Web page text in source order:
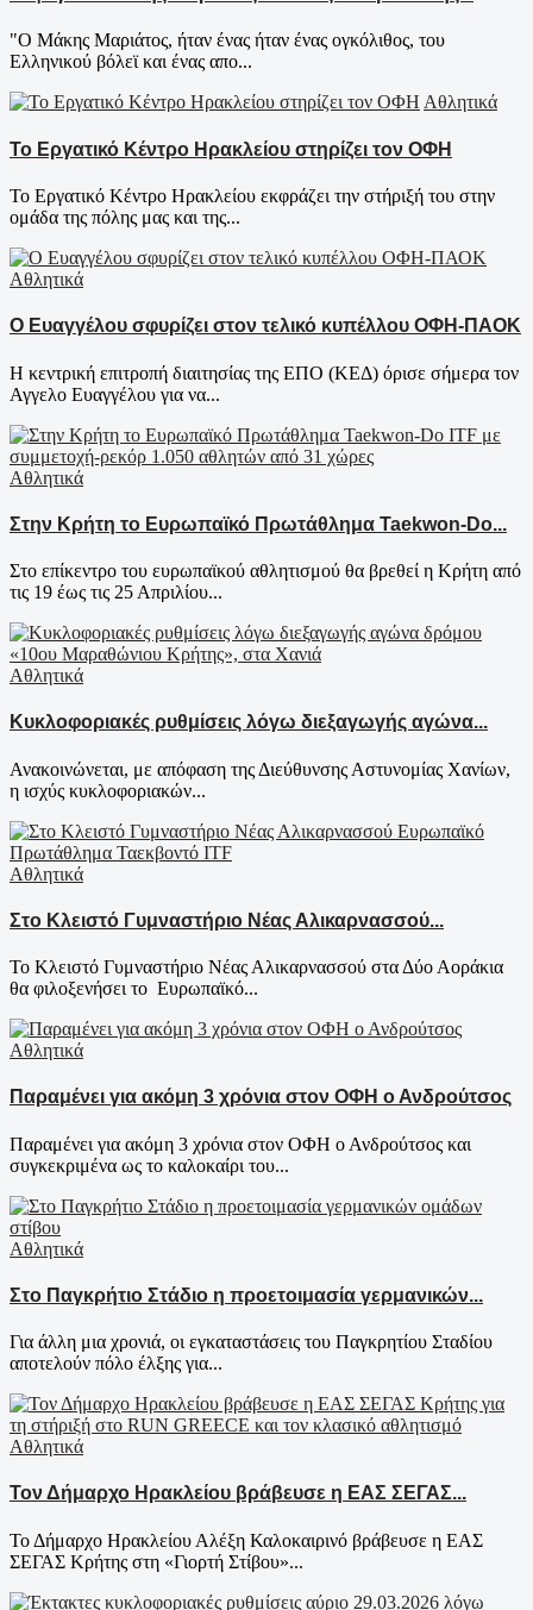
"O Mάκης Μαριάτος, ήταν ένας ήταν ένας ογκόλιθος, του
Ελληνικού βόλεϊ και ένας απο...
Αθλητικά
Το Εργατικό Κέντρο Ηρακλείου στηρίζει τον ΟΦΗ
Το Εργατικό Κέντρο Ηρακλείου εκφράζει την στήριξή του στην
ομάδα της πόλης μας και της...
Αθλητικά
Ο Ευαγγέλου σφυρίζει στον τελικό κυπέλλου ΟΦΗ-ΠΑΟΚ
Η κεντρική επιτροπή διαιτησίας της ΕΠΟ (ΚΕΔ) όρισε σήμερα τον
Αγγελο Ευαγγέλου για να...
Αθλητικά
Στην Κρήτη το Ευρωπαϊκό Πρωτάθλημα Taekwon-Do...
Στο επίκεντρο του ευρωπαϊκού αθλητισμού θα βρεθεί η Κρήτη από
τις 19 έως τις 25 Απριλίου...
Αθλητικά
Κυκλοφοριακές ρυθμίσεις λόγω διεξαγωγής αγώνα...
Ανακοινώνεται, με απόφαση της Διεύθυνσης Αστυνομίας Χανίων,
η ισχύς κυκλοφοριακών...
Αθλητικά
Στο Κλειστό Γυμναστήριο Νέας Αλικαρνασσού...
Το Κλειστό Γυμναστήριο Νέας Αλικαρνασσού στα Δύο Αοράκια
θα φιλοξενήσει το Ευρωπαϊκό...
Αθλητικά
Παραμένει για ακόμη 3 χρόνια στον ΟΦΗ ο Ανδρούτσος
Παραμένει για ακόμη 3 χρόνια στον ΟΦΗ ο Ανδρούτσος και
συγκεκριμένα ως το καλοκαίρι του...
Αθλητικά
Στο Παγκρήτιο Στάδιο η προετοιμασία γερμανικών...
Για άλλη μια χρονιά, οι εγκαταστάσεις του Παγκρητίου Σταδίου
αποτελούν πόλο έλξης για...
Αθλητικά
Τον Δήμαρχο Ηρακλείου βράβευσε η ΕΑΣ ΣΕΓΑΣ...
Το Δήμαρχο Ηρακλείου Αλέξη Καλοκαιρινό βράβευσε η ΕΑΣ
ΣΕΓΑΣ Κρήτης στη «Γιορτή Στίβου»...